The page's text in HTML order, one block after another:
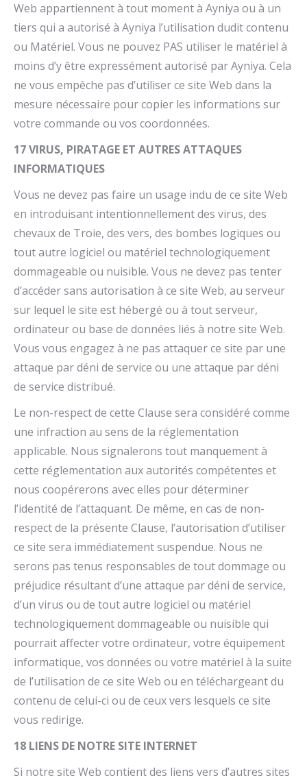
Web appartiennent à tout moment à Ayniya ou à un
tiers qui a autorisé à Ayniya l’utilisation dudit contenu
ou Matériel. Vous ne pouvez PAS utiliser le matériel à
moins d’y être expressément autorisé par Ayniya. Cela
ne vous empêche pas d’utiliser ce site Web dans la
mesure nécessaire pour copier les informations sur
votre commande ou vos coordonnées.
17 VIRUS, PIRATAGE ET AUTRES ATTAQUES
INFORMATIQUES
Vous ne devez pas faire un usage indu de ce site Web
en introduisant intentionnellement des virus, des
chevaux de Troie, des vers, des bombes logiques ou
tout autre logiciel ou matériel technologiquement
dommageable ou nuisible. Vous ne devez pas tenter
d’accéder sans autorisation à ce site Web, au serveur
sur lequel le site est hébergé ou à tout serveur,
ordinateur ou base de données liés à notre site Web.
Vous vous engagez à ne pas attaquer ce site par une
attaque par déni de service ou une attaque par déni
de service distribué.
Le non-respect de cette Clause sera considéré comme
une infraction au sens de la réglementation
applicable. Nous signalerons tout manquement à
cette réglementation aux autorités compétentes et
nous coopérerons avec elles pour déterminer
l’identité de l’attaquant. De même, en cas de non-
respect de la présente Clause, l’autorisation d’utiliser
ce site sera immédiatement suspendue. Nous ne
serons pas tenus responsables de tout dommage ou
préjudice résultant d’une attaque par déni de service,
d’un virus ou de tout autre logiciel ou matériel
technologiquement dommageable ou nuisible qui
pourrait affecter votre ordinateur, votre équipement
informatique, vos données ou votre matériel à la suite
de l’utilisation de ce site Web ou en téléchargeant du
contenu de celui-ci ou de ceux vers lesquels ce site
vous redirige.
18 LIENS DE NOTRE SITE INTERNET
Si notre site Web contient des liens vers d’autres sites